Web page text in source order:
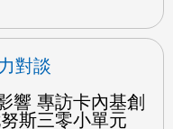
對談
響 專訪卡內基創
斯三零小單元